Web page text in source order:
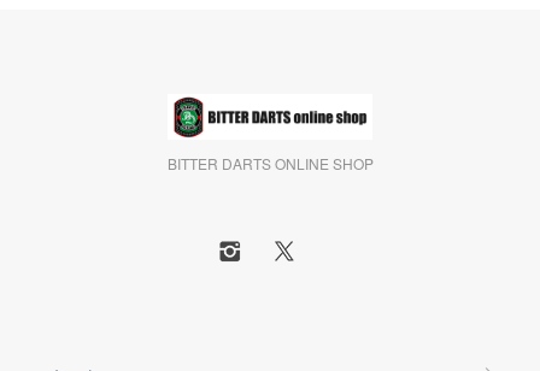
BITTER DARTS ONLINE SHOP